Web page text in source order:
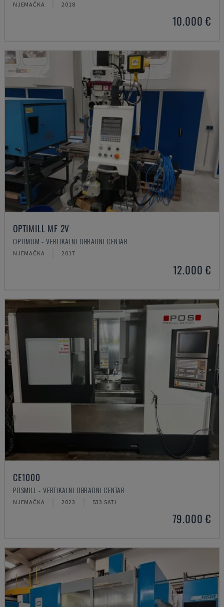
NJEMAČKA 2018
10.000 €
OPTIMILL MF 2V
OPTIMUM - VERTIKALNI OBRADNI CENTAR
NJEMAČKA 2017
12.000 €
CE1000
POSMILL - VERTIKALNI OBRADNI CENTAR
NJEMAČKA 2023 533 SATI
79.000 €